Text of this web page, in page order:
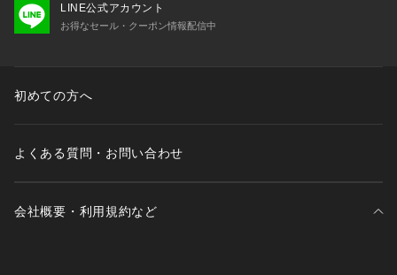
LINE公式アカウント
お得なセール・クーポン情報配信中
初めての方へ
よくある質問・お問い合わせ
会社概要・利用規約など